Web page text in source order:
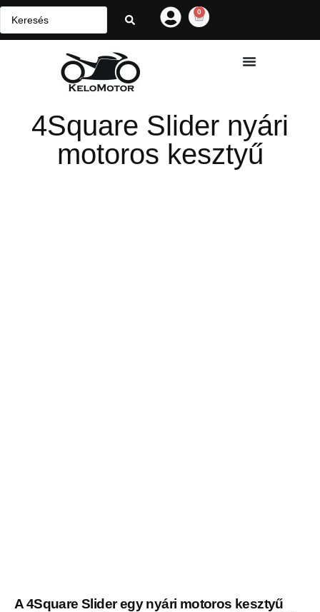
0
4Square Slider nyári
motoros kesztyű
A 4Square Slider egy nyári motoros kesztyű